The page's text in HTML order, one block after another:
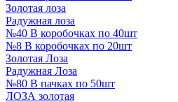
Золотая лоза
Радужная лоза
№40 В коробочках по 40шт
№8 В коробочках по 20шт
Золотая Лоза
Радужная Лоза
№80 В пачках по 50шт
ЛОЗА золотая